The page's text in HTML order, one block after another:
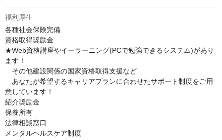
福利厚生
各種社会保険完備
資格取得奨励金
★Web資格講座やイーラーニング(PCで勉強できるシステム)があり
ます！
その他建設関係の国家資格取得支援など
あなたが希望するキャリアプランに合わせたサポート制度をご用
意しています！
紹介奨励金
保養所有
法律相談窓口
メンタルヘルスケア制度